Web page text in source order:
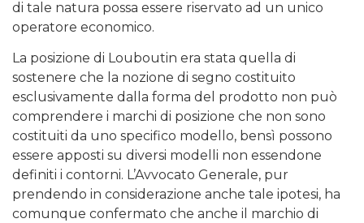
di tale natura possa essere riservato ad un unico
operatore economico.
La posizione di Louboutin era stata quella di
sostenere che la nozione di segno costituito
esclusivamente dalla forma del prodotto non può
comprendere i marchi di posizione che non sono
costituiti da uno specifico modello, bensì possono
essere apposti su diversi modelli non essendone
definiti i contorni. L’Avvocato Generale, pur
prendendo in considerazione anche tale ipotesi, ha
comunque confermato che anche il marchio di